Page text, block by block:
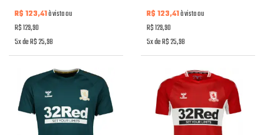
R$ 123,41à vista ou
R$ 129,90
5x de R$ 25,98
R$ 123,41à vista ou
R$ 129,90
5x de R$ 25,98